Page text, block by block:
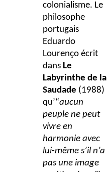
colonialisme. Le
philosophe
portugais
Eduardo
Lourenço écrit
dans Le
Labyrinthe de la
Saudade (1988)
qu’“aucun
peuple ne peut
vivre en
harmonie avec
lui-même s’il n’a
pas une image